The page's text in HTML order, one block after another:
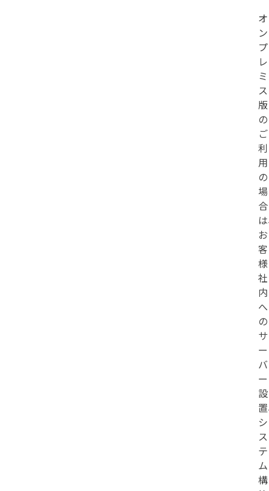
オ
ン
プ
レ
ミ
ス
版
の
ご
利
用
の
場
合
お
客
様
社
内
へ
の
サ
ー
バ
ー
設
シ
ス
テ
ム
構